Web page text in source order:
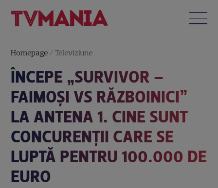
Homepage / Televiziune
ÎNCEPE „SURVIVOR –
FAIMOȘI VS RĂZBOINICI”
LA ANTENA 1. CINE SUNT
CONCURENȚII CARE SE
LUPTĂ PENTRU 100.000 DE
EURO